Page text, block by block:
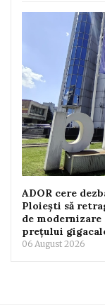
ADOR cere
Ploiești să
de
prețului
06 August 2026